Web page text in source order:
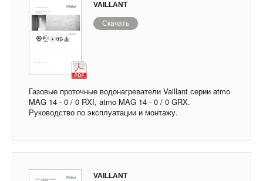
VAILLANT
Скачать
Газовые проточные водонагреватели Vaillant серии atmo
MAG 14 - 0 / 0 RXI, atmo MAG 14 - 0 / 0 GRX.
Руководство по эксплуатации и монтажу.
VAILLANT